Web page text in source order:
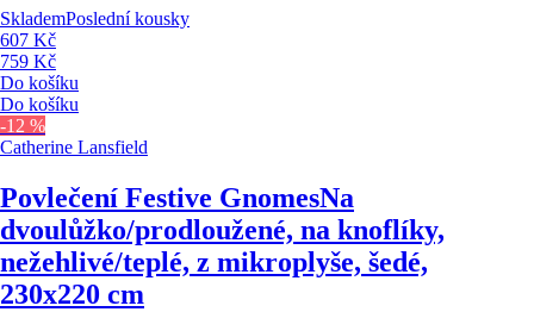
SklademPoslední kousky
607 Kč
759 Kč
Do košíku
Do košíku
-12 %
Catherine Lansfield
Povlečení Festive GnomesNa
dvoulůžko/prodloužené, na knoflíky,
nežehlivé/teplé, z mikroplyše, šedé,
230x220 cm